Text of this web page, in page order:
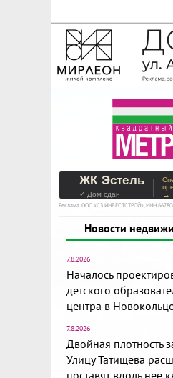
На Метре
ЖК Эстель
✓ Дом сдан →
Реклама. ООО «СЗ ИНВЕСТСТРОЙ», ИНН
Новости
7.8.2026
Началось
детского
центра в
7.8.2026
Двойная плотность
Улицу Татищева
поставят вдоль неё